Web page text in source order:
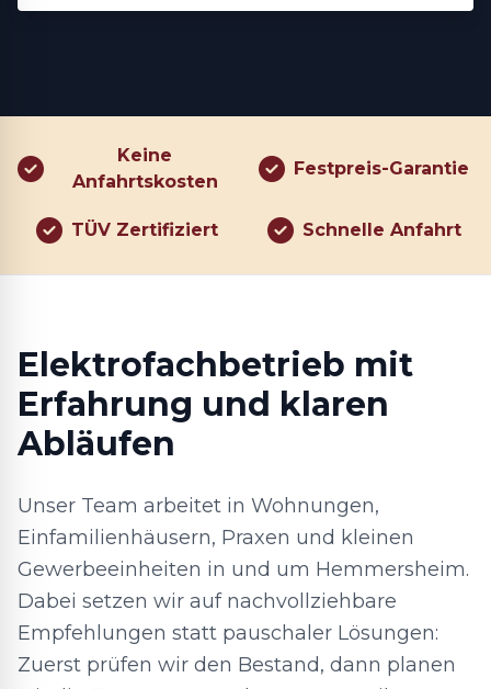
Keine
Anfahrtskosten
Festpreis-Garantie
TÜV Zertifiziert Schnelle Anfahrt
Elektrofachbetrieb mit
Erfahrung und klaren
Abläufen
Unser Team arbeitet in Wohnungen,
Einfamilienhäusern, Praxen und kleinen
Gewerbeeinheiten in und um Hemmersheim.
Dabei setzen wir auf nachvollziehbare
Empfehlungen statt pauschaler Lösungen:
Zuerst prüfen wir den Bestand, dann planen